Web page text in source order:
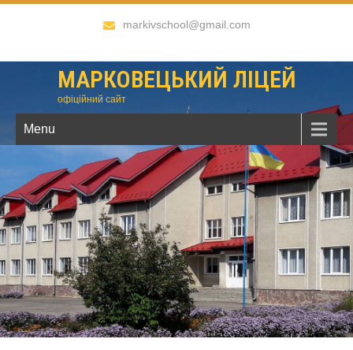
markivschool@gmail.com
МАРКОВЕЦЬКИЙ ЛІЦЕЙ
офіційний сайт
Menu